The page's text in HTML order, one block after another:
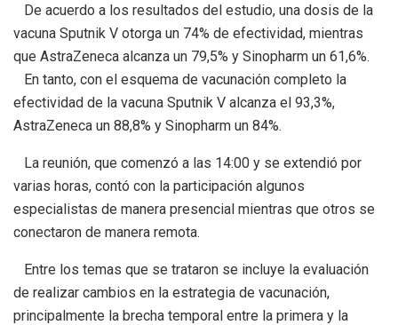
De acuerdo a los resultados del estudio, una dosis de la
vacuna Sputnik V otorga un 74% de efectividad, mientras
que AstraZeneca alcanza un 79,5% y Sinopharm un 61,6%.
En tanto, con el esquema de vacunación completo la
efectividad de la vacuna Sputnik V alcanza el 93,3%,
AstraZeneca un 88,8% y Sinopharm un 84%.
La reunión, que comenzó a las 14:00 y se extendió por
varias horas, contó con la participación algunos
especialistas de manera presencial mientras que otros se
conectaron de manera remota.
Entre los temas que se trataron se incluye la evaluación
de realizar cambios en la estrategia de vacunación,
principalmente la brecha temporal entre la primera y la